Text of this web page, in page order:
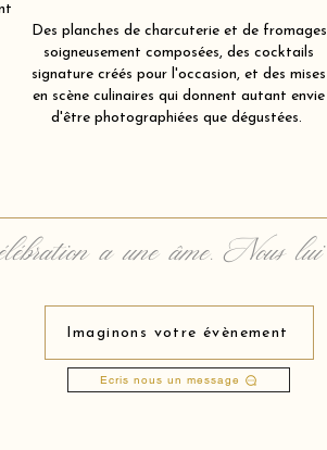
Des planches de charcuterie et de fromages
soigneusement composées, des cocktails
signature créés pour l'occasion, et des mises
en scène culinaires qui donnent autant envie
d'être photographiées que dégustées.
a une âme. Nous lui
Imaginons votre évènement
Ecris nous un message